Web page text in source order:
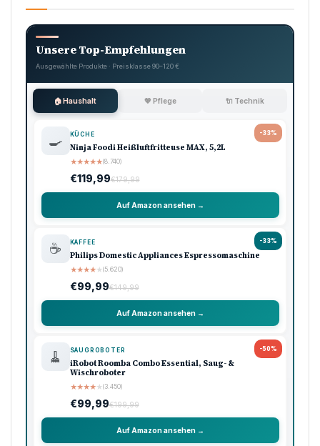
Unsere Top-Empfehlungen
Ausgewählte Produkte · Preisklasse 90–120 €
🏠 Haushalt 💖 Pflege 🔌 Technik
-33%
🍳 KÜCHE
Ninja Foodi Heißluftfritteuse MAX, 5,2L
★★★★★(8.740)
€119,99€179,99
Auf Amazon ansehen →
-33%
☕ KAFFEE
Philips Domestic Appliances Espressomaschine
★★★★★(5.620)
€99,99€149,99
Auf Amazon ansehen →
-50%
🧹 SAUGROBOTER
iRobot Roomba Combo Essential, Saug- &
Wischroboter
★★★★★(3.450)
€99,99€199,99
Auf Amazon ansehen →